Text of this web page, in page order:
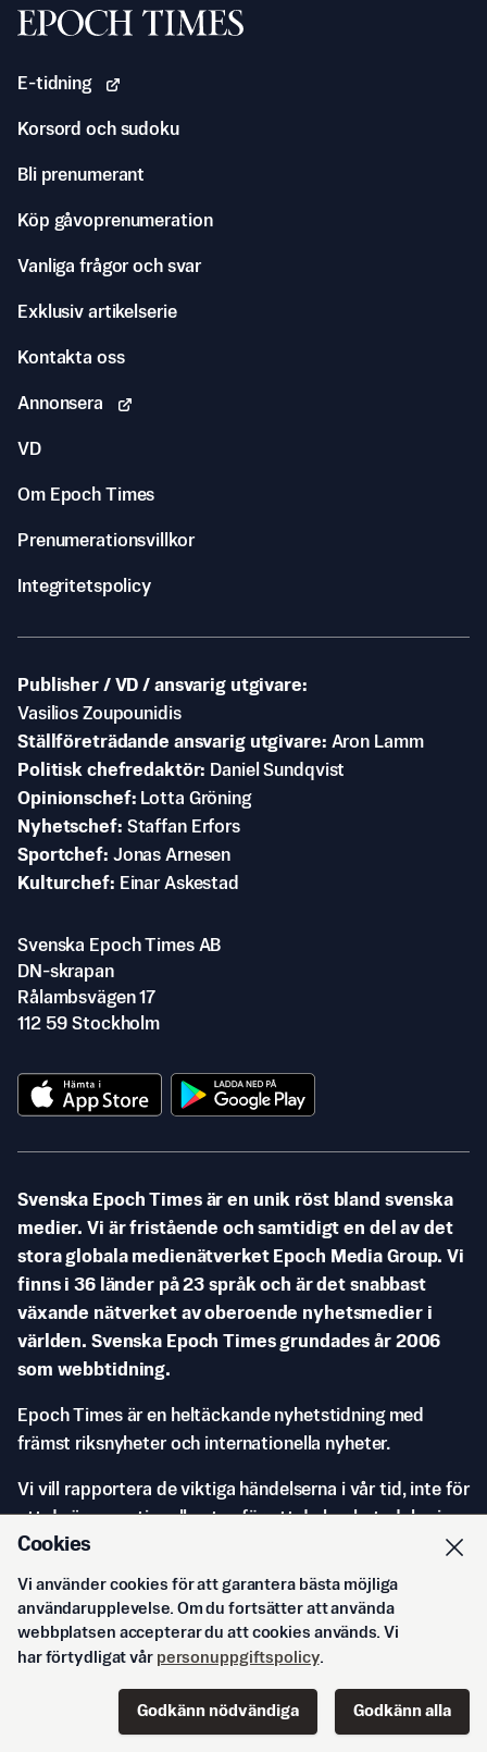
Svenska Epoch Times
E-tidning
Korsord och sudoku
Bli prenumerant
Köp gåvoprenumeration
Vanliga frågor och svar
Exklusiv artikelserie
Kontakta oss
Annonsera
VD
Om Epoch Times
Prenumerationsvillkor
Integritetspolicy
Publisher / VD / ansvarig utgivare
Vasilios Zoupounidis
Ställföreträdande ansvarig utgivare Aron Lamm
Politisk chefredaktör
Daniel Sundqvist
Opinionschef
Lotta Gröning
Nyhetschef Staffan Erfors
Sportchef Jonas Arnesen
Kulturchef
Einar Askestad
Svenska Epoch Times AB
DN-skrapan
Rålambsvägen 17
112 59 Stockholm
Svenska Epoch Times är en unik röst bland svenska
medier. Vi är fristående och samtidigt en del av det
stora globala medienätverket Epoch Media Group. Vi
finns i 36 länder på 23 språk och är det snabbast
växande nätverket av oberoende nyhetsmedier i
världen. Svenska Epoch Times grundades år 2006
som webbtidning.
Epoch Times är en heltäckande nyhetstidning med
främst riksnyheter och internationella nyheter.
Vi vill rapportera de viktiga händelserna i vår tid, inte för
att de är sensationella utan för att de har betydelse i
ett långsiktigt perspektiv.
Vi vill upprätthålla universella mänskliga värden,
rättigheter och friheter i det vi publicerar. Svenska
Epoch Times är medlem i Tidningsutgivarna (TU) och är
Mediestödsnämnden.
Cookies
Vi använder cookies för att garantera bästa möjliga
användarupplevelse. Om du fortsätter att använda
webbplatsen accepterar du att cookies används. Vi
har förtydligat vår personuppgiftspolicy.
Godkänn nödvändiga Godkänn alla